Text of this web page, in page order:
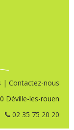
| Contactez-nous
Déville-les-rouen
02 35 75 20 20